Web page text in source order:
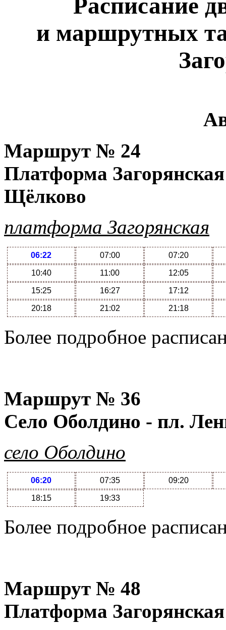
Расписание
и маршрутных
Маршрут № 24
Платформа
Щёлково
платформа Загорянская
06:22 07:00 07:20
10:40 11:00 12:05
15:25 16:27 17:12
20:18 21:02 21:18
Более подробное
Маршрут № 36
Село Оболдино - пл.
село Оболдино
06:20 07:35 09:20
18:15 19:33
Более подробное
Маршрут № 48
Платформа